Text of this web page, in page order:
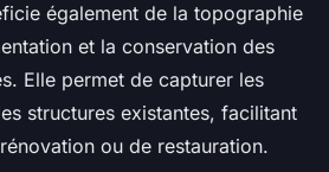
également de la topographie
et la conservation des
Elle permet de capturer les
structures existantes, facilitant
ou de restauration.